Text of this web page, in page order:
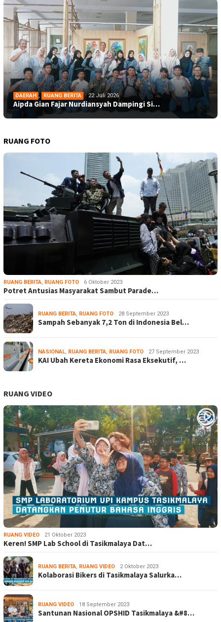
DAERAH , RUANG BERITA 22 Juli 2026
Aipda Gian Fajar Nurdiansyah Dampingi Si…
RUANG FOTO
RUANG BERITA, RUANG FOTO 6 Oktober 2023
Potret Antusias Masyarakat Sambut Parade…
RUANG BERITA, RUANG FOTO 28 September 2023
Sampah Sebanyak 7,2 Ton di Indonesia Bel…
NASIONAL, RUANG BERITA, RUANG FOTO 27 September 2023
KAI Ubah Kereta Ekonomi Rasa Eksekutif, …
RUANG VIDEO
RUANG VIDEO 21 Oktober 2023
Keren! SMP Lab School di Tasikmalaya Dat…
RUANG BERITA, RUANG VIDEO 2 Oktober 2023
Kolaborasi Bikers di Tasikmalaya Salurka…
RUANG VIDEO 18 September 2023
Santunan Nasional OPSHID Tasikmalaya &#8…